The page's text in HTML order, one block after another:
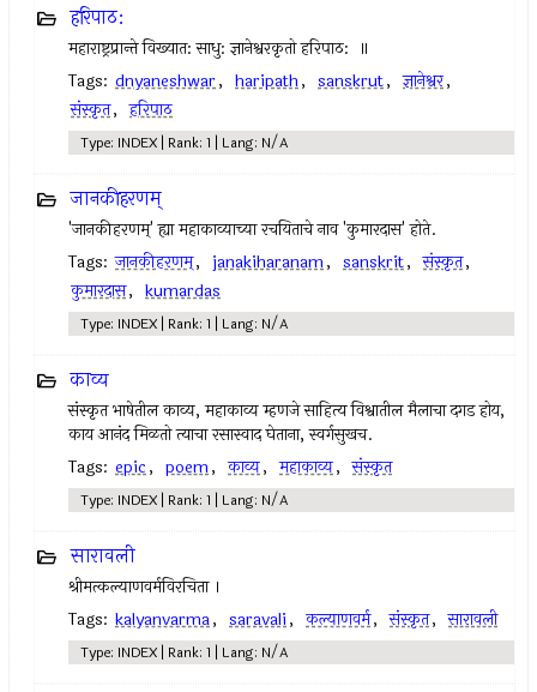
हरिपाठ:
महाराष्ट्रप्रान्ते विख्यात: साधु: ज्ञानेश्वरकृतो हरिपाठ: ॥
Tags: dnyaneshwar, haripath, sanskrut, ज्ञानेश्वर,
संस्कृत, हरिपाठ
Type: INDEX | Rank: 1 | Lang: N/A
जानकीहरणम्
'जानकीहरणम्' ह्या महाकाव्याच्या रचयिताचे नाव 'कुमारदास' होते.
Tags: जानकीहरणम्, janakiharanam, sanskrit, संस्कृत,
कुमारदास, kumardas
Type: INDEX | Rank: 1 | Lang: N/A
काव्य
संस्कृत भाषेतील काव्य, महाकाव्य म्हणजे साहित्य विश्वातील मैलाचा दगड होय,
काय आनंद मिळतो त्याचा रसास्वाद घेताना, स्वर्गसुखच.
Tags: epic, poem, काव्य, महाकाव्य, संस्कृत
Type: INDEX | Rank: 1 | Lang: N/A
सारावली
श्रीमत्कल्याणवर्मविरचिता ।
Tags: kalyanvarma, saravali, कल्याणवर्म, संस्कृत, सारावली
Type: INDEX | Rank: 1 | Lang: N/A